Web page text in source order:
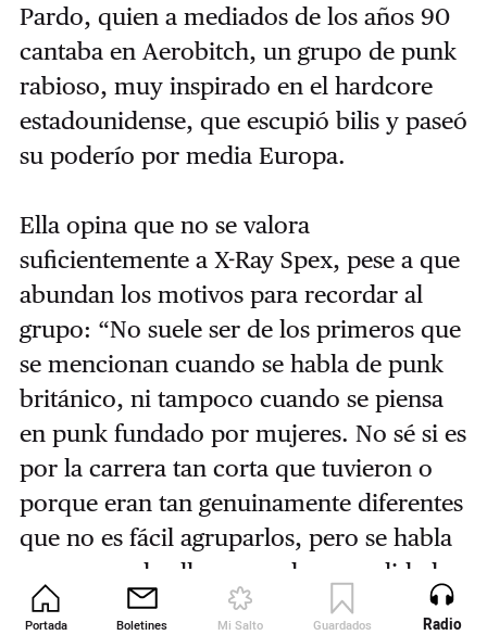
Portada Boletines Mi Salto Guardados Revista
Pardo, quien a mediados de los años 90
cantaba en Aerobitch, un grupo de punk
rabioso, muy inspirado en el hardcore
estadounidense, que escupió bilis y paseó
su poderío por media Europa.
Ella opina que no se valora
suficientemente a X-Ray Spex, pese a que
abundan los motivos para recordar al
grupo: “No suele ser de los primeros que
se mencionan cuando se habla de punk
británico, ni tampoco cuando se piensa
en punk fundado por mujeres. No sé si es
por la carrera tan corta que tuvieron o
porque eran tan genuinamente diferentes
que no es fácil agruparlos, pero se habla
muy poco de ellos, cuando en realidad
dejaron un LP absolutamente
Radio